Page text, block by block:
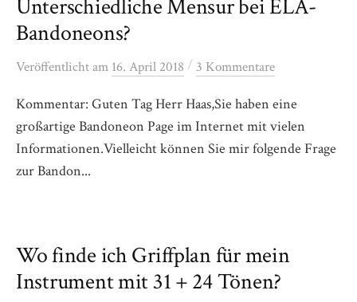
Unterschiedliche Mensur bei ELA-
Bandoneons?
Veröffentlichtam 16. April 2018 / 3 Kommentare
Kommentar: Guten Tag Herr Haas,Sie haben eine
großartige Bandoneon Page im Internet mit vielen
Informationen.Vielleicht können Sie mir folgende Frage
zur Bandon...
Wo finde ich Griffplan für mein
Instrument mit 31 + 24 Tönen?